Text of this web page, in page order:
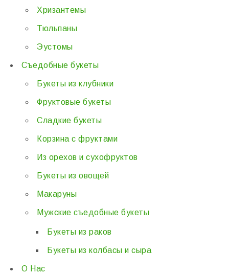
Хризантемы
Тюльпаны
Эустомы
Съедобные букеты
Букеты из клубники
Фруктовые букеты
Сладкие букеты
Корзина с фруктами
Из орехов и сухофруктов
Букеты из овощей
Макаруны
Мужские съедобные букеты
Букеты из раков
Букеты из колбасы и сыра
О Нас